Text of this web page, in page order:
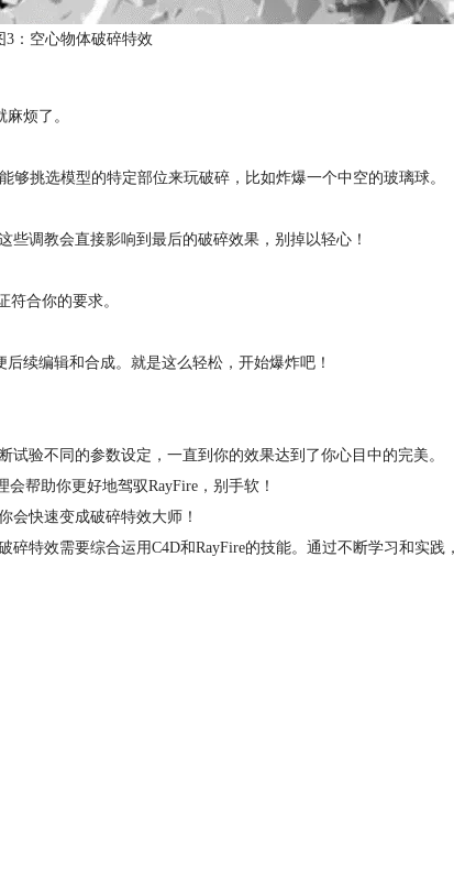
3：空心物体破碎特效
烦了。
够挑选模型的特定部位来玩破碎，比如炸爆一个中空的玻璃球。
调教会直接影响到最后的破碎效果，别掉以轻心！
符合你的要求。
续编辑和合成。就是这么轻松，开始爆炸吧！
验不同的参数设定，一直到你的效果达到了你心目中的完美。
帮助你更好地驾驭RayFire，别手软！
会快速变成破碎特效大师！
特效需要综合运用C4D和RayFire的技能。通过不断学习和实